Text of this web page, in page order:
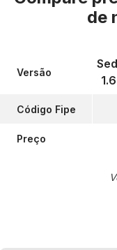
de
Versão
Código Fipe
Preço